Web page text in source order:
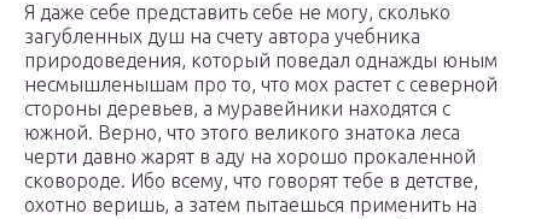
Я даже себе представить себе не могу, сколько
загубленных душ на счету автора учебника
природоведения, который поведал однажды юным
несмышленышам про то, что мох растет с северной
стороны деревьев, а муравейники находятся с
южной. Верно, что этого великого знатока леса
черти давно жарят в аду на хорошо прокаленной
сковороде. Ибо всему, что говорят тебе в детстве,
охотно веришь, а затем пытаешься применить на